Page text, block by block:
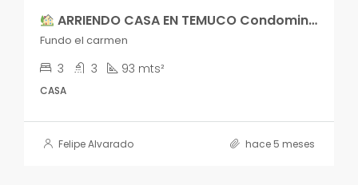
ARRIENDO CASA EN TEMUCO Condominio Terranova – Sector Fundo El Carmen
Fundo el carmen
3 3 93 mts²
CASA
Felipe Alvarado hace 5 meses